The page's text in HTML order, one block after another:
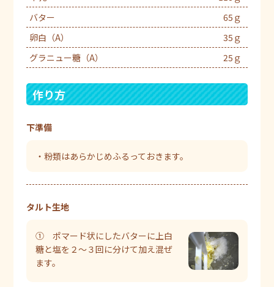
バター
65ｇ
卵白（A）
35ｇ
グラニュー糖（A）
25ｇ
作り方
下準備
・粉類はあらかじめふるっておきます。
タルト生地
① ポマード状にしたバターに上白
糖と塩を２～３回に分けて加え混ぜ
ます。